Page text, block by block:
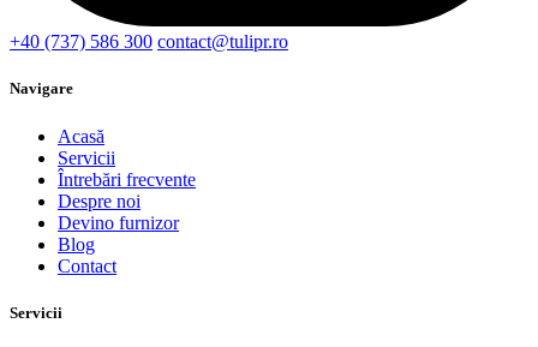
+40 (737) 586 300 contact@tulipr.ro
Navigare
Acasă
Servicii
Întrebări frecvente
Despre noi
Devino furnizor
Blog
Contact
Servicii